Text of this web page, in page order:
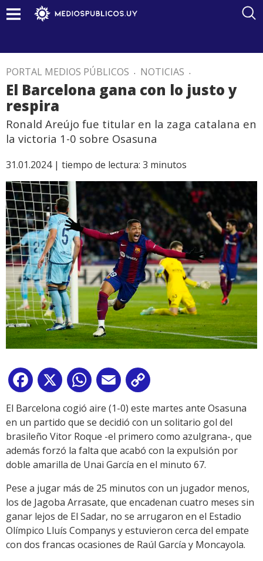
PORTAL MEDIOS PÚBLICOS . NOTICIAS .
El Barcelona gana con lo justo y
respira
Ronald Areújo fue titular en la zaga catalana en
la victoria 1-0 sobre Osasuna
31.01.2024 | tiempo de lectura: 3 minutos
Facebook
X WhatsApp
Email
Link
El Barcelona cogió aire (1-0) este martes ante Osasuna
en un partido que se decidió con un solitario gol del
brasileño Vitor Roque -el primero como azulgrana-, que
además forzó la falta que acabó con la expulsión por
doble amarilla de Unai García en el minuto 67.
Pese a jugar más de 25 minutos con un jugador menos,
los de Jagoba Arrasate, que encadenan cuatro meses sin
ganar lejos de El Sadar, no se arrugaron en el Estadio
Olímpico Lluís Companys y estuvieron cerca del empate
con dos francas ocasiones de Raúl García y Moncayola.